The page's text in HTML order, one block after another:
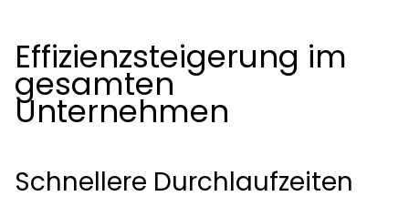
Effizienzsteigerung im
gesamten
Unternehmen
Schnellere Durchlaufzeiten